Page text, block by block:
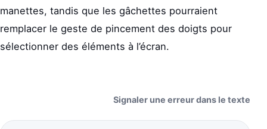
manettes, tandis que les gâchettes pourraient
remplacer le geste de pincement des doigts pour
sélectionner des éléments à l’écran.
Signaler une erreur dans le texte